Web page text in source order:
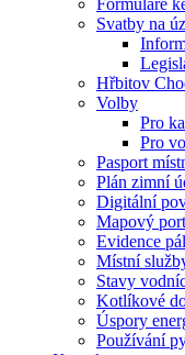
Formuláře
Svatby na
Hřbitov
Volby
Pro
Pro
Pasport
Plán zimní
Digitální
Mapový
Evidence
Místní
Stavy
Kotlíkové
Úspory
Používání